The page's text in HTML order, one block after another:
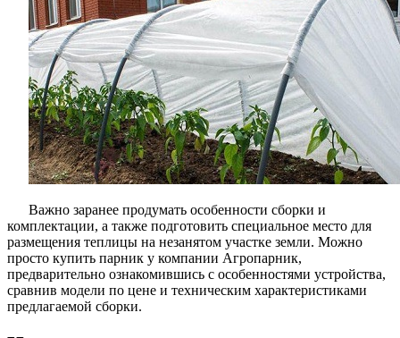
Важно заранее продумать особенности сборки и
комплектации, а также подготовить специальное место для
размещения теплицы на незанятом участке земли. Можно
просто купить парник у компании Агропарник,
предварительно ознакомившись с особенностями устройства,
сравнив модели по цене и техническим характеристиками
предлагаемой сборки.